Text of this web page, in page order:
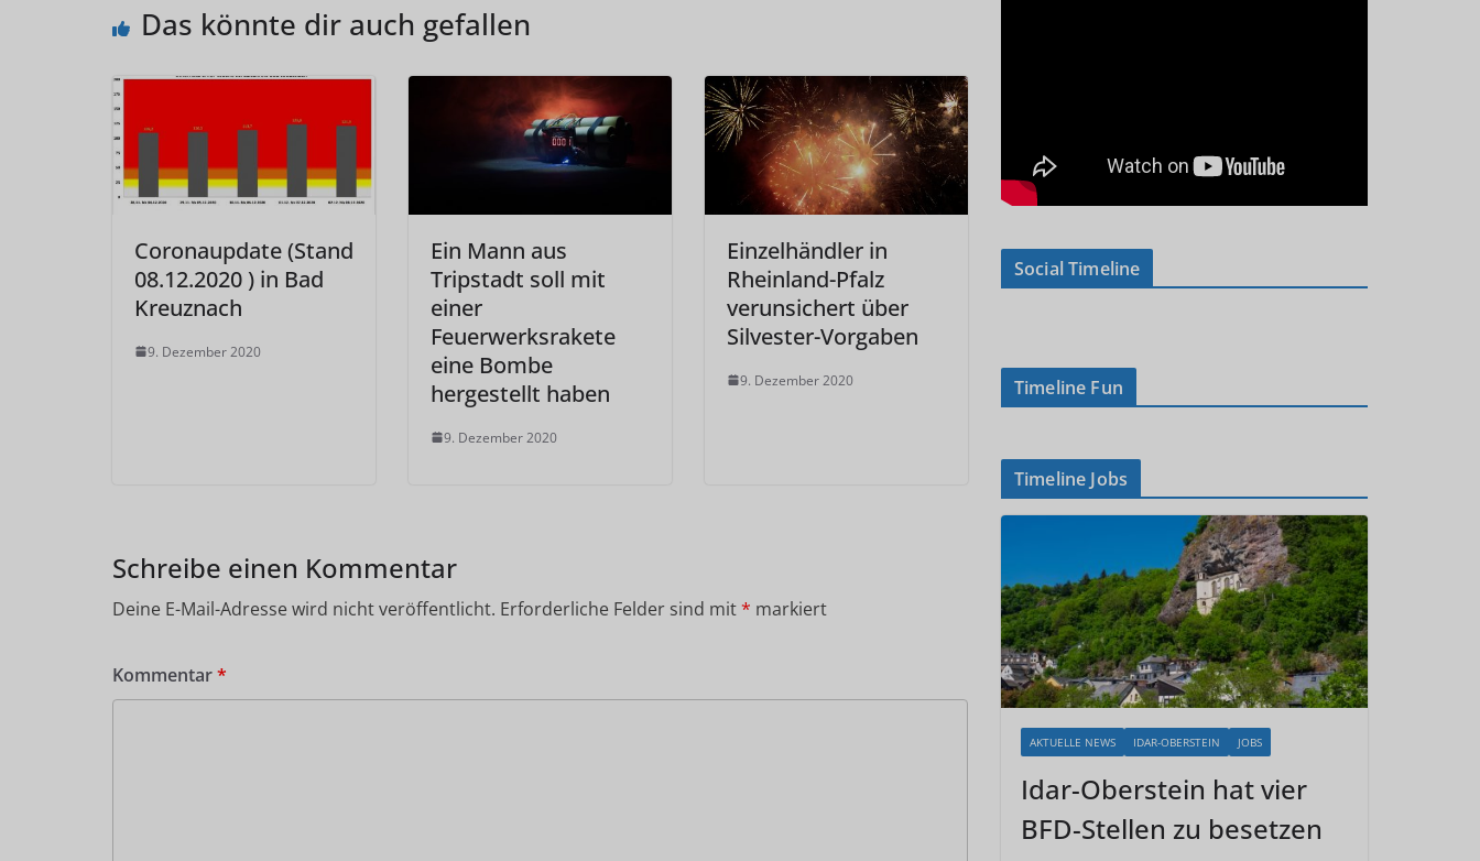
Das könnte dir auch gefallen
Coronaupdate (Stand
08.12.2020 ) in Bad
Kreuznach
9. Dezember 2020
Ein Mann aus
Tripstadt soll mit
einer
Feuerwerksrakete
eine Bombe
hergestellt haben
9. Dezember 2020
Einzelhändler in
Rheinland-Pfalz
verunsichert über
Silvester-Vorgaben
9. Dezember 2020
Schreibe einen Kommentar
Deine E-Mail-Adresse wird nicht veröffentlicht. Erforderliche Felder sind mit* markiert
Kommentar*
Social Timeline
Timeline Fun
Timeline Jobs
AKTUELLE NEWS IDAR-OBERSTEIN JOBS
Idar-Oberstein hat vier
BFD-Stellen zu besetzen